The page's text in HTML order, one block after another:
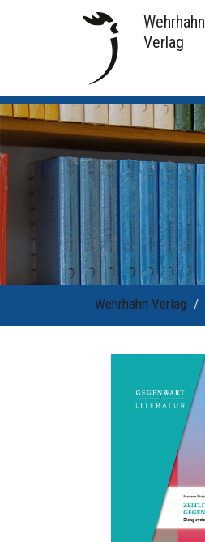
Wehrhahn
Verlag
Wehrhahn Verlag